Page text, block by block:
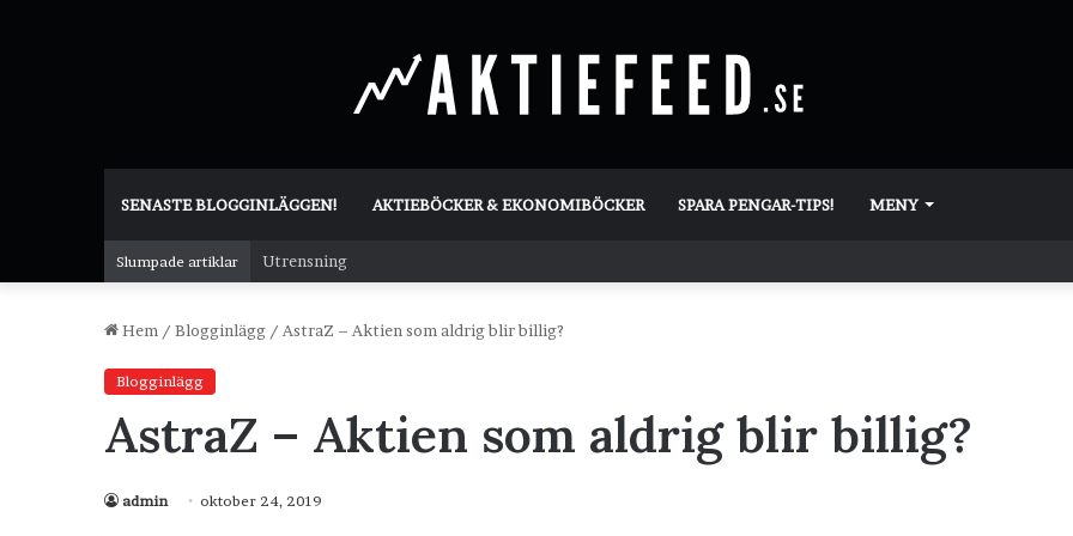
SENASTE BLOGGINLÄGGEN! AKTIEBÖCKER & EKONOMIBÖCKER SPARA PENGAR-TIPS! MENY
Slumpade artiklar Utrensning
Hem / Blogginlägg / AstraZ – Aktien som aldrig blir billig?
Blogginlägg
AstraZ – Aktien som aldrig blir billig?
admin oktober 24, 2019